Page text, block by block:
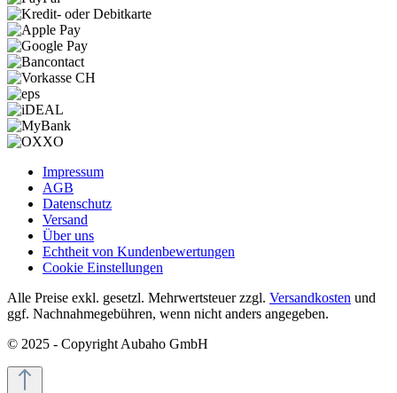
Impressum
AGB
Datenschutz
Versand
Über uns
Echtheit von Kundenbewertungen
Cookie Einstellungen
Alle Preise exkl. gesetzl. Mehrwertsteuer zzgl. Versandkosten und
ggf. Nachnahmegebühren, wenn nicht anders angegeben.
© 2025 - Copyright Aubaho GmbH